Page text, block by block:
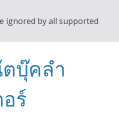
ignored by all supported
บุ๊คลำ
ร์